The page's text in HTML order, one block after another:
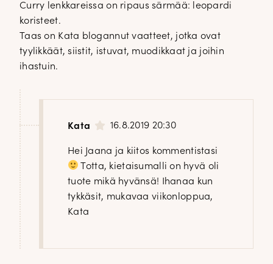
Curry lenkkareissa on ripaus särmää: leopardi
koristeet.
Taas on Kata blogannut vaatteet, jotka ovat
tyylikkäät, siistit, istuvat, muodikkaat ja joihin
ihastuin.
Kata 16.8.2019 20:30
Hei Jaana ja kiitos kommentistasi
Totta, kietaisumalli on hyvä oli
tuote mikä hyvänsä! Ihanaa kun
tykkäsit, mukavaa viikonloppua,
Kata